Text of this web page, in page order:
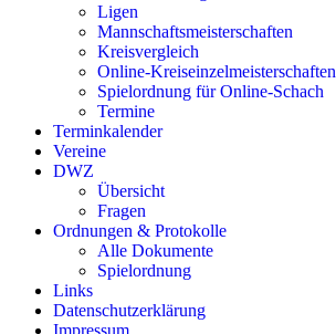
Ligen
Mannschaftsmeisterschaften
Kreisvergleich
Online-Kreiseinzelmeisterschaften
Spielordnung für Online-Schach
Termine
Terminkalender
Vereine
DWZ
Übersicht
Fragen
Ordnungen & Protokolle
Alle Dokumente
Spielordnung
Links
Datenschutzerklärung